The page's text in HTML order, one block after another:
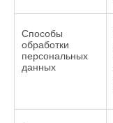
Способы
обработки
персональных
данных